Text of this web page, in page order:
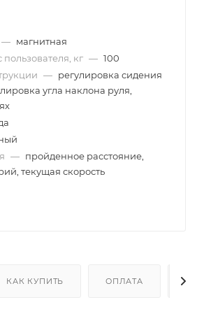
— магнитная
кг — 100
— регулировка сидения
угла наклона руля,
— пройденное расстояние,
текущая скорость
КАК КУПИТЬ ОПЛАТА